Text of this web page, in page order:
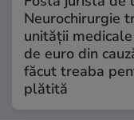
Neurochirurgie
unității
de euro din
făcut treaba
plătită